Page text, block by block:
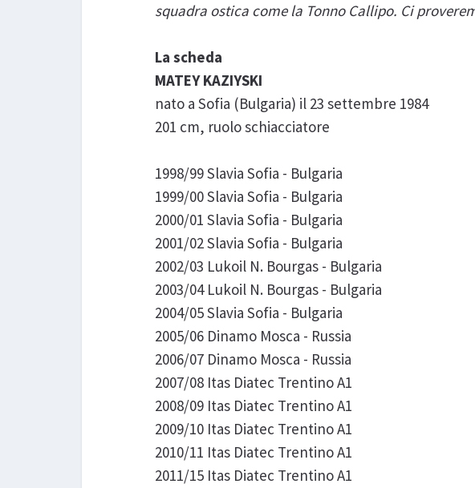
squadra ostica come la Tonno Callipo. Ci
La scheda
MATEY KAZIYSKI
nato a Sofia (Bulgaria) il 23 settembre 1984
201 cm, ruolo schiacciatore
1998/99 Slavia Sofia - Bulgaria
1999/00 Slavia Sofia - Bulgaria
2000/01 Slavia Sofia - Bulgaria
2001/02 Slavia Sofia - Bulgaria
2002/03 Lukoil N. Bourgas - Bulgaria
2003/04 Lukoil N. Bourgas - Bulgaria
2004/05 Slavia Sofia - Bulgaria
2005/06 Dinamo Mosca - Russia
2006/07 Dinamo Mosca - Russia
2007/08 Itas Diatec Trentino A1
2008/09 Itas Diatec Trentino A1
2009/10 Itas Diatec Trentino A1
2010/11 Itas Diatec Trentino A1
2011/15 Itas Diatec Trentino A1